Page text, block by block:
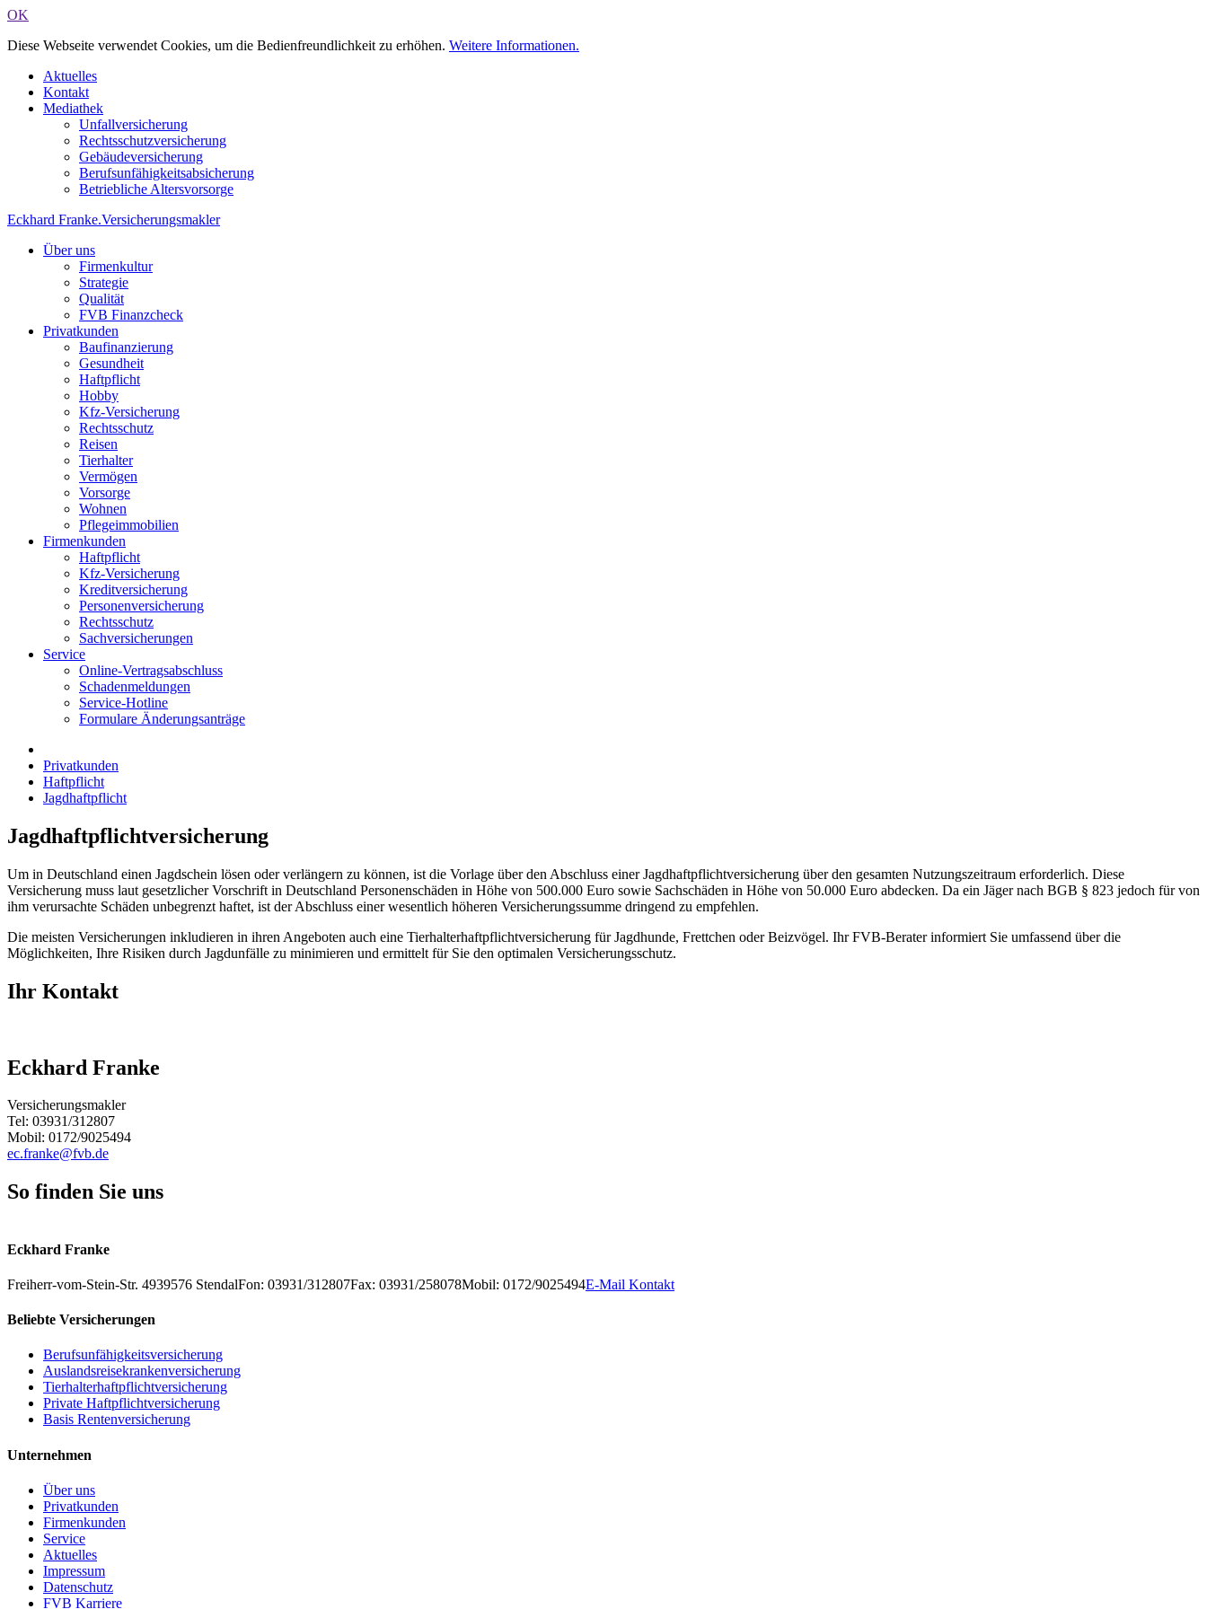
OK
Diese Webseite verwendet Cookies, um die Bedienfreundlichkeit zu erhöhen. Weitere Informationen.
Aktuelles
Kontakt
Mediathek
Unfallversicherung
Rechtsschutzversicherung
Gebäudeversicherung
Berufsunfähigkeitsabsicherung
Betriebliche Altersvorsorge
Eckhard Franke.Versicherungsmakler
Über uns
Firmenkultur
Strategie
Qualität
FVB Finanzcheck
Privatkunden
Baufinanzierung
Gesundheit
Haftpflicht
Hobby
Kfz-Versicherung
Rechtsschutz
Reisen
Tierhalter
Vermögen
Vorsorge
Wohnen
Pflegeimmobilien
Firmenkunden
Haftpflicht
Kfz-Versicherung
Kreditversicherung
Personenversicherung
Rechtsschutz
Sachversicherungen
Service
Online-Vertragsabschluss
Schadenmeldungen
Service-Hotline
Formulare Änderungsanträge
Privatkunden
Haftpflicht
Jagdhaftpflicht
Jagdhaftpflichtversicherung
Um in Deutschland einen Jagdschein lösen oder verlängern zu können, ist die Vorlage über den Abschluss einer Jagdhaftpflichtversicherung über den gesamten Nutzungszeitraum erforderlich. Diese
Versicherung muss laut gesetzlicher Vorschrift in Deutschland Personenschäden in Höhe von 500.000 Euro sowie Sachschäden in Höhe von 50.000 Euro abdecken. Da ein Jäger nach BGB § 823 jedoch für von
ihm verursachte Schäden unbegrenzt haftet, ist der Abschluss einer wesentlich höheren Versicherungssumme dringend zu empfehlen.
Die meisten Versicherungen inkludieren in ihren Angeboten auch eine Tierhalterhaftpflichtversicherung für Jagdhunde, Frettchen oder Beizvögel. Ihr FVB-Berater informiert Sie umfassend über die
Möglichkeiten, Ihre Risiken durch Jagdunfälle zu minimieren und ermittelt für Sie den optimalen Versicherungsschutz.
Ihr Kontakt
Eckhard Franke
Versicherungsmakler
Tel: 03931/312807
Mobil: 0172/9025494
ec.franke@fvb.de
So finden Sie uns
+
−
Eckhard Franke
Freiherr-vom-Stein-Str. 4939576 StendalFon: 03931/312807Fax: 03931/258078Mobil: 0172/9025494E-Mail Kontakt
Beliebte Versicherungen
Berufsunfähigkeitsversicherung
Auslandsreisekrankenversicherung
Tierhalterhaftpflichtversicherung
Private Haftpflichtversicherung
Basis Rentenversicherung
Unternehmen
Über uns
Privatkunden
Firmenkunden
Service
Aktuelles
Impressum
Datenschutz
FVB Karriere